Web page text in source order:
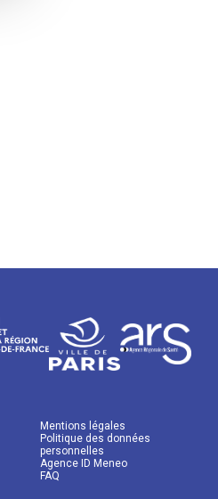
Mentions légales
Politique des données
personnelles
Agence ID Meneo
FAQ